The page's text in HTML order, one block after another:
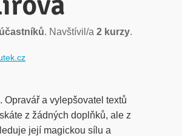
. Navštívil/a 2 kurzy.
Opravář a vylepšovatel textů
z žádných doplňků, ale z
její magickou sílu a